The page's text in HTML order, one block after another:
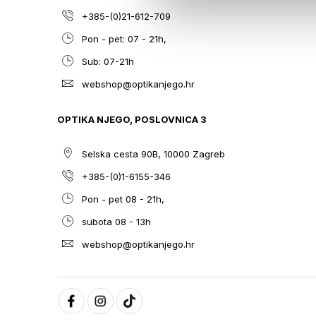
+385-(0)21-612-709
Pon - pet: 07 - 21h,
Sub: 07-21h
webshop@optikanjego.hr
OPTIKA NJEGO, POSLOVNICA 3
Selska cesta 90B, 10000 Zagreb
+385-(0)1-6155-346
Pon - pet 08 - 21h,
subota 08 - 13h
webshop@optikanjego.hr